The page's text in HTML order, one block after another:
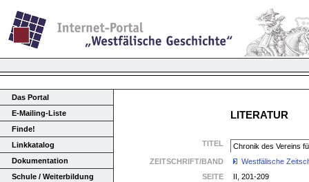
Das Portal
E-Mailing-Liste
Finde!
Linkkatalog
Dokumentation
Schule / Weiterbildung
LITERATUR
TITEL
Chronik des Vereins
ZEITSCHRIFT/BAND
Westfälische
SEITE
II, 201-209